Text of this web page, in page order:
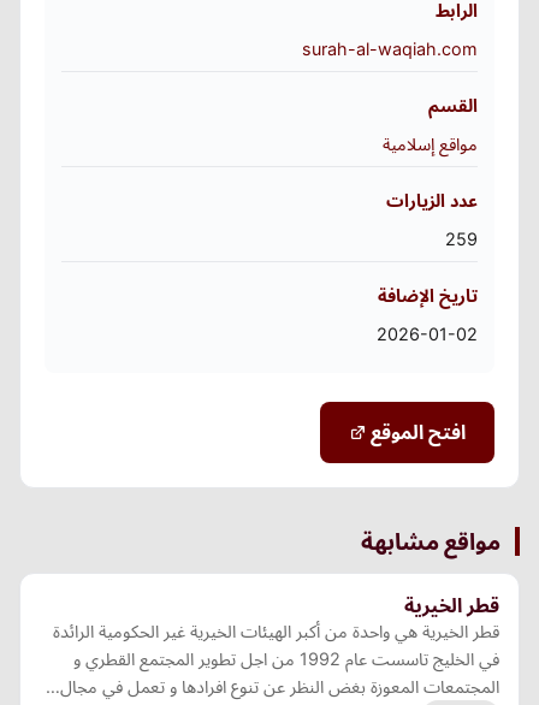
الرابط
surah-al-waqiah.com
القسم
مواقع إسلامية
عدد الزيارات
259
تاريخ الإضافة
2026-01-02
افتح الموقع
مواقع مشابهة
قطر الخيرية
قطر الخيرية هي واحدة من أكبر الهيئات الخيرية غير الحكومية الرائدة
في الخليج تاسست عام 1992 من اجل تطوير المجتمع القطري و
المجتمعات المعوزة بغض النظر عن تنوع افرادها و تعمل في مجال…